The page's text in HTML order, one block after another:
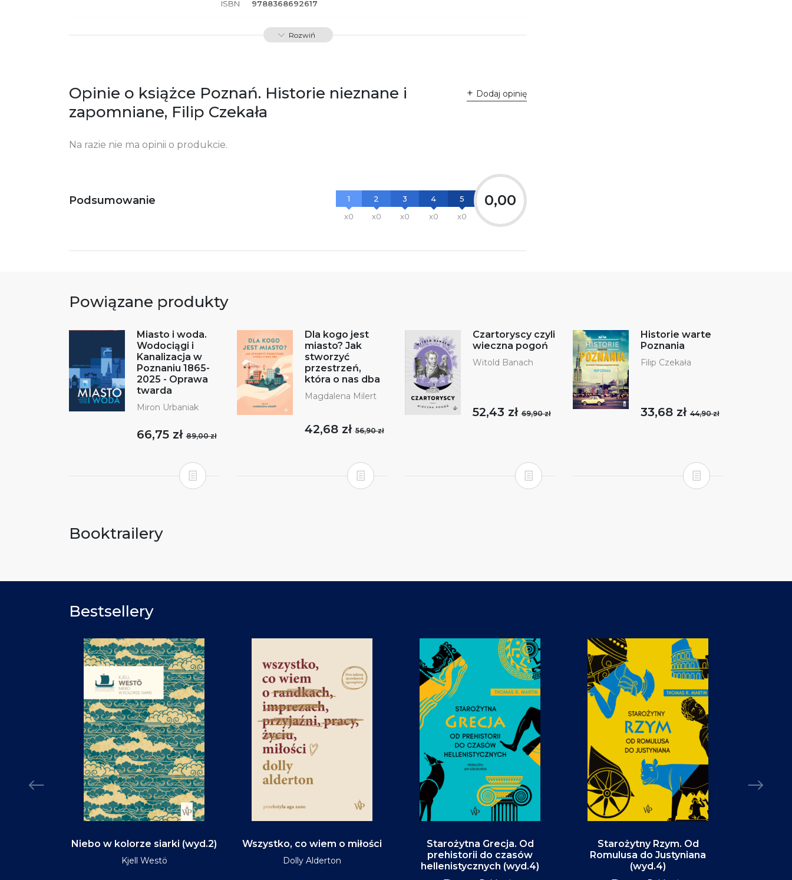
ISBN 9788368692617
K801101
Rozwiń
Opinie o książce Poznań. Historie nieznane i
zapomniane, Filip Czekała
Dodaj opinię
Na razie nie ma opinii o produkcie.
Podsumowanie
1
x0
2
x0
3
x0
4
x0
5
x0
0,00
Powiązane produkty
Miasto i woda.
Wodociągi i
Kanalizacja w
Poznaniu 1865-
2025 - Oprawa
twarda
Miron Urbaniak
66,75 zł89,00 zł
Dla kogo jest
miasto? Jak
stworzyć
przestrzeń,
która o nas dba
Magdalena Milert
42,68 zł56,90 zł
Czartoryscy czyli
wieczna pogoń
Witold Banach
52,43 zł69,90 zł
Historie warte
Poznania
Filip Czekała
33,68 zł44,90 zł
Booktrailery
Bestsellery
Niebo w kolorze siarki (wyd.2)
Kjell Westö
Wszystko, co wiem o miłości
Dolly Alderton
Starożytna Grecja. Od
prehistorii do czasów
hellenistycznych (wyd.4)
Starożytny Rzym. Od
Romulusa do Justyniana
(wyd.4)